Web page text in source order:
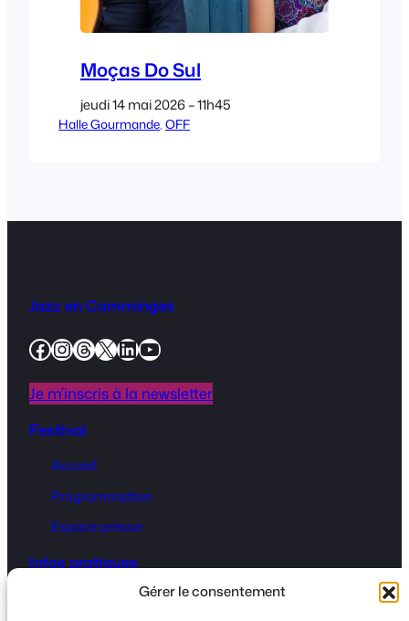
Gérer le consentement
Moças Do Sul
jeudi 14 mai 2026 – 11h45
Halle Gourmande, OFF
Jazz en Comminges
Facebook InstagramThreads X LinkedIn YouTube
Je m’inscris à la newsletter
Festival
Accueil
Programmation
Espace presse
Infos pratiques